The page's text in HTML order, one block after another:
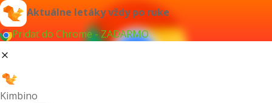
Aktuálne letáky vždy po ruke
Pridať do Chrome - ZADARMO
Kimbino